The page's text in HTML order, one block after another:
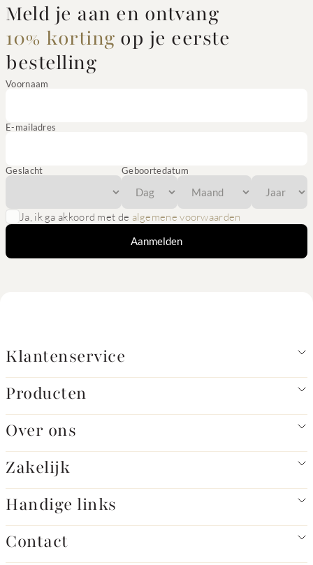
Meld je aan en ontvang
10% korting op je eerste
bestelling
Voornaam
E-mailadres
Geslacht Geboortedatum
Ja, ik ga akkoord met de algemene voorwaarden
Aanmelden
Klantenservice
Producten
Over ons
Zakelijk
Handige links
Contact